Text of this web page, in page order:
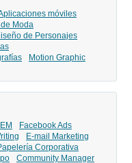
móviles
Moda
de Personajes
Motion Graphic
Facebook Ads
E-mail Marketing
Corporativa
Community Manager